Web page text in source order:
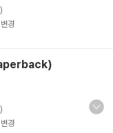
변경
변경